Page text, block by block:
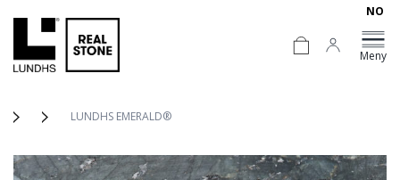
NO
Meny
LUNDHS EMERALD®